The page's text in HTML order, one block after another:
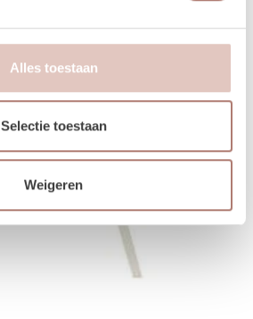
Alles toestaan
Selectie toestaan
Weigeren